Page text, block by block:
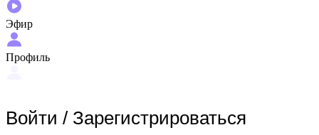
Эфир
Профиль
Войти / Зарегистрироваться